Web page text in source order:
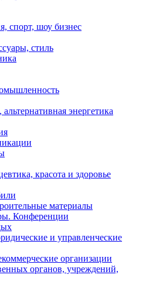
спорт, шоу бизнес
стиль
энергетика
красота и здоровье
материалы
Конференции
и управленческие
организации
органов, учреждений,